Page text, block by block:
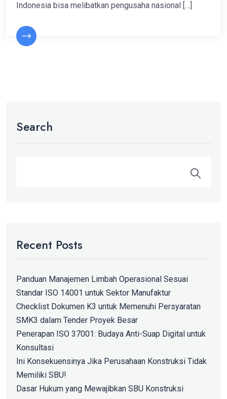
Indonesia bisa melibatkan pengusaha nasional […]
Search
Recent Posts
Panduan Manajemen Limbah Operasional Sesuai
Standar ISO 14001 untuk Sektor Manufaktur
Checklist Dokumen K3 untuk Memenuhi Persyaratan
SMK3 dalam Tender Proyek Besar
Penerapan ISO 37001: Budaya Anti-Suap Digital untuk
Konsultasi
Ini Konsekuensinya Jika Perusahaan Konstruksi Tidak
Memiliki SBU!
Dasar Hukum yang Mewajibkan SBU Konstruksi